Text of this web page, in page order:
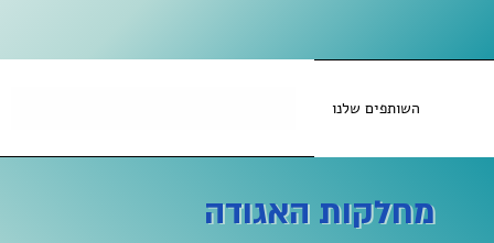
השותפים שלנו
מחלקות האגודה